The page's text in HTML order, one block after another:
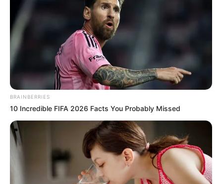
BRAINBERRIES
10 Incredible FIFA 2026 Facts You Probably Missed